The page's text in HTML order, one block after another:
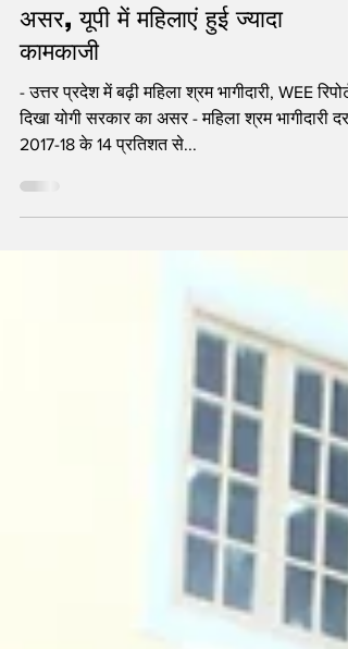
दिखने लगा CM Yogi की योजनाओं
असर, यूपी में महिलाएं हुई ज्यादा
कामकाजी
- उत्तर प्रदेश में बढ़ी महिला श्रम भागीदारी, WEE रिपोर्ट
दिखा योगी सरकार का असर - महिला श्रम भागीदारी दर
2017-18 के 14 प्रतिशत से...